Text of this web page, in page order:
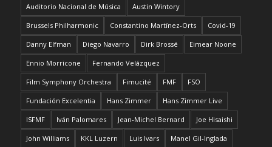
Auditorio Nacional de Música Austin Wintory
Brussels Philharmonic Constantino Martínez-Orts Covid-19
Danny Elfman Diego Navarro Dirk Brossé Eimear Noone
Ennio Morricone Fernando Velázquez
Film Symphony Orchestra Fimucité FMF FSO
Fundación Excelentia Hans Zimmer Hans Zimmer Live
ISFMF Iván Palomares Jean-Michel Bernard Joe Hisaishi
John Williams KKL Luzern Luis Ivars Manel Gil-Inglada